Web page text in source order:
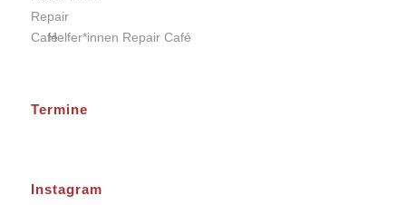
Helfer*innen Repair Café
Termine
Instagram